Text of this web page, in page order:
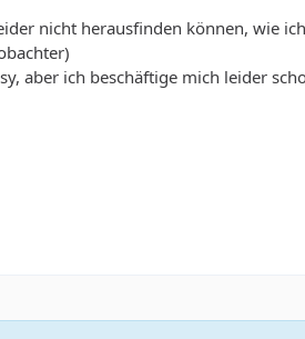
nicht herausfinden können, wie
aber ich beschäftige mich leider